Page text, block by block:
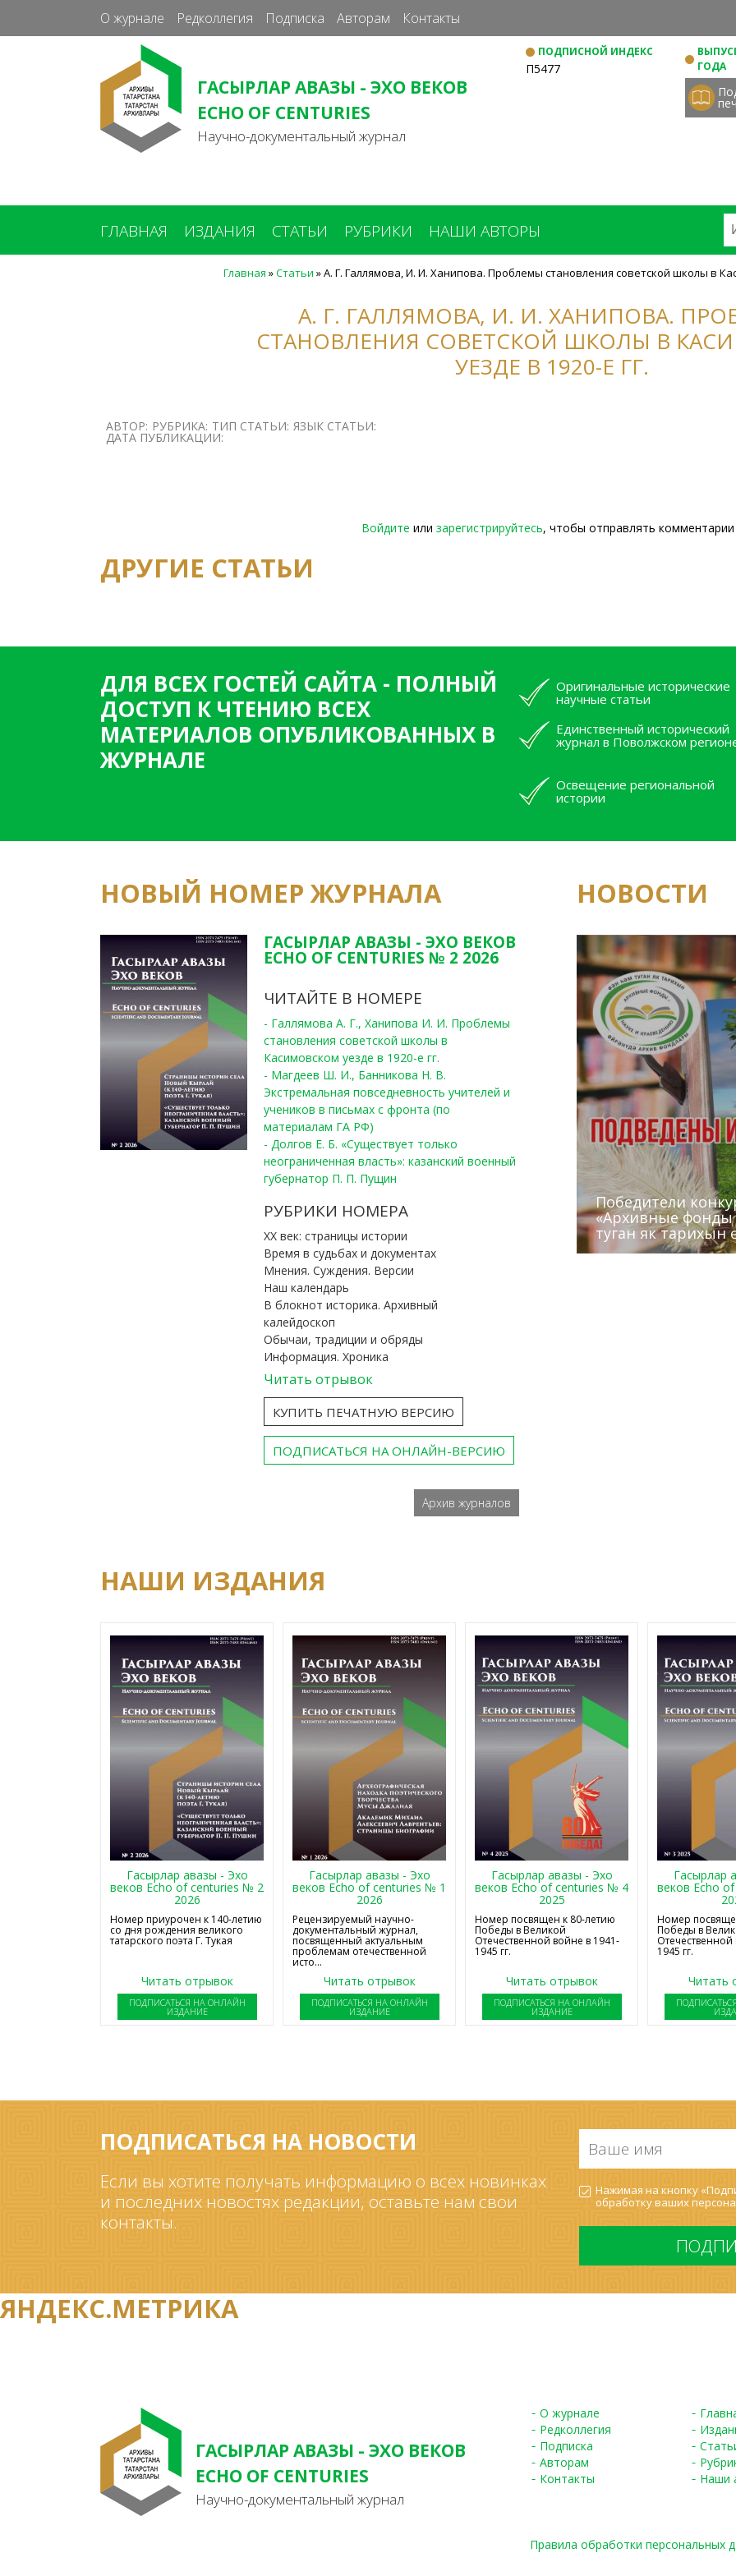
к
основному
О журнале Редколлегия Подписка Авторам Контакты
ГАСЫРЛАР АВАЗЫ - ЭХО ВЕКОВ
ECHO OF CENTURIES
Научно-документальный журнал
ПОДПИСНОЙ ИНДЕКС
П5477
ГОДА
ГЛАВНАЯ ИЗДАНИЯ СТАТЬИ РУБРИКИ НАШИ АВТОРЫ
Главная »Статьи »А. Г. Галлямова, И. И. Ханипова. Проблемы становления советской школы в
А. Г. ГАЛЛЯМОВА, И. И. ХАНИПОВА.
СТАНОВЛЕНИЯ СОВЕТСКОЙ ШКОЛЫ В
УЕЗДЕ В 1920-Е ГГ.
АВТОР: РУБРИКА: ТИП СТАТЬИ: ЯЗЫК СТАТЬИ:
ДАТА ПУБЛИКАЦИИ:
Войдите или зарегистрируйтесь, чтобы отправлять комментарии
ДРУГИЕ СТАТЬИ
ДЛЯ ВСЕХ ГОСТЕЙ САЙТА - ПОЛНЫЙ
ДОСТУП К ЧТЕНИЮ ВСЕХ
МАТЕРИАЛОВ ОПУБЛИКОВАННЫХ В
ЖУРНАЛЕ
Оригинальные исторические
научные статьи
Единственный исторический
журнал в Поволжском
Освещение региональной
истории
НОВЫЙ НОМЕР ЖУРНАЛА
ГАСЫРЛАР АВАЗЫ - ЭХО ВЕКОВ
ECHO OF CENTURIES № 2 2026
ЧИТАЙТЕ В НОМЕРЕ
- Галлямова А. Г., Ханипова И. И. Проблемы
становления советской школы в
Касимовском уезде в 1920-е гг.
- Магдеев Ш. И., Банникова Н. В.
Экстремальная повседневность учителей и
учеников в письмах с фронта (по
материалам ГА РФ)
- Долгов Е. Б. «Существует только
неограниченная власть»: казанский военный
губернатор П. П. Пущин
РУБРИКИ НОМЕРА
ХХ век: страницы истории
Время в судьбах и документах
Мнения. Суждения. Версии
Наш календарь
В блокнот историка. Архивный
калейдоскоп
Обычаи, традиции и обряды
Информация. Хроника
Читать отрывок
КУПИТЬ ПЕЧАТНУЮ ВЕРСИЮ
ПОДПИСАТЬСЯ НА ОНЛАЙН-ВЕРСИЮ
Архив журналов
НОВОСТИ
Победители
«Архивные фонды
туган як тарихын
Архивисты
Госархива
Юным
Сотрудники
Эхо веков»
(КХТИ)
«Мир архивов
НАШИ ИЗДАНИЯ
Гасырлар авазы - Эхо
веков Echo of centuries № 2
2026
Номер приурочен к 140-летию
со дня рождения великого
татарского поэта Г. Тукая
Читать отрывок
ПОДПИСАТЬСЯ НА ОНЛАЙН
ИЗДАНИЕ
Гасырлар авазы - Эхо
веков Echo of centuries № 1
2026
Рецензируемый научно-
документальный журнал,
посвященный актуальным
проблемам отечественной
исто...
Читать отрывок
ПОДПИСАТЬСЯ НА ОНЛАЙН
ИЗДАНИЕ
Гасырлар авазы - Эхо
веков Echo of centuries № 4
2025
Номер посвящен к 80-летию
Победы в Великой
Отечественной войне в 1941-
1945 гг.
Читать отрывок
ПОДПИСАТЬСЯ НА ОНЛАЙН
ИЗДАНИЕ
Гасырлар
веков Echo
Номер
Победы в
1945 гг.
Читать
ПОДПИСАТЬСЯ НА НОВОСТИ
Если вы хотите получать информацию о всех новинках
и последних новостях редакции, оставьте нам свои
контакты.
имя
*
Согласие
на
обработку
*
Нажимая на кнопку
обработку ваших
ЯНДЕКС.МЕТРИКА
ГАСЫРЛАР АВАЗЫ - ЭХО ВЕКОВ
ECHO OF CENTURIES
Научно-документальный журнал
О журнале
Редколлегия
Подписка
Авторам
Контакты
Наши
Правила обработки персональных